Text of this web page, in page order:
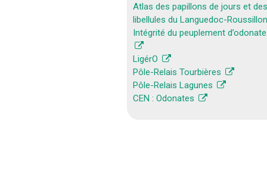
Atlas des papillons de jours et des
libellules du Languedoc-Roussillon
Intégrité du peuplement
LigérO
Pôle-Relais Tourbières
Pôle-Relais Lagunes
CEN : Odonates